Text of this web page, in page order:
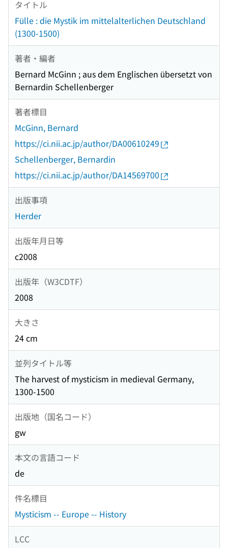
タイトル
Fülle : die Mystik im mittelalterlichen Deutschland
(1300-1500)
著者・編者
Bernard McGinn ; aus dem Englischen übersetzt von
Bernardin Schellenberger
著者標目
McGinn, Bernard
https://ci.nii.ac.jp/author/DA00610249
Schellenberger, Bernardin
https://ci.nii.ac.jp/author/DA14569700
出版事項
Herder
出版年月日等
c2008
出版年（W3CDTF）
2008
大きさ
24 cm
並列タイトル等
The harvest of mysticism in medieval Germany,
1300-1500
出版地（国名コード）
gw
本文の言語コード
de
件名標目
Mysticism -- Europe -- History
LCC